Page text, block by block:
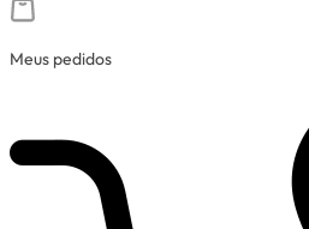
Meus pedidos